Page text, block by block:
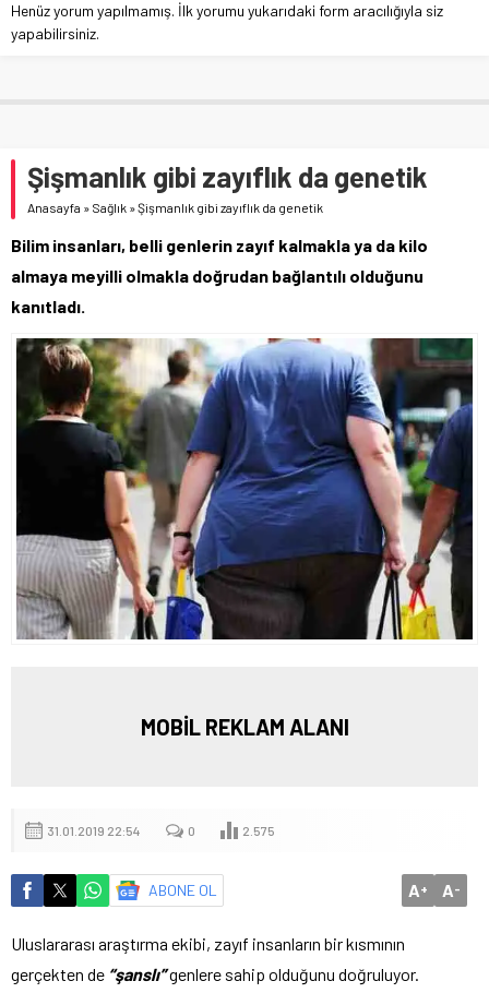
Henüz yorum yapılmamış. İlk yorumu yukarıdaki form aracılığıyla siz
yapabilirsiniz.
Şişmanlık gibi zayıflık da genetik
Anasayfa » Sağlık »Şişmanlık gibi zayıflık da genetik
Bilim insanları, belli genlerin zayıf kalmakla ya da kilo
almaya meyilli olmakla doğrudan bağlantılı olduğunu
kanıtladı.
MOBİL REKLAM ALANI
31.01.2019 22:54 0 2.575
ABONE OL A+ A-
Uluslararası araştırma ekibi, zayıf insanların bir kısmının
gerçekten de “şanslı”genlere sahip olduğunu doğruluyor.